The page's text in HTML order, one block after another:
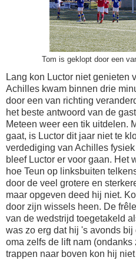
Tom is geklopt door een
Lang kon Luctor niet genieten
Achilles kwam binnen drie
door een van richting
het beste antwoord van de
Meteen weer een tik uitdelen.
gaat, is Luctor dit jaar niet te
verdediging van Achilles
bleef Luctor er voor gaan. Het
hoe Teun op linksbuiten
door de veel grotere en
maar opgeven deed hij niet.
door zijn wissels heen. De
van de wedstrijd toegetakeld
was zo erg dat hij 's avonds
oma zelfs de lift nam
trappen naar boven kon hij